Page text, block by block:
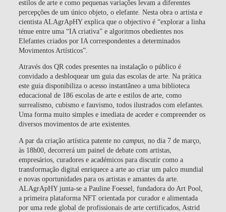
estilos de arte e como pequenas variações levam a diferentes
percepções de um único objeto, o elefante. Nesta obra o artista e
cientista ALAgrApHY explica que o objectivo é “explorar a linha
ténue entre uma “IA criativa” e algoritmos obedientes nos
Elefantes criados por IA correspondentes a determinados
Movimentos Artísticos”.
Através dos QR codes presentes na instalação o público é
convidado a desbloquear um guia das escolas de arte. Na prática
este guia disponibiliza o acesso instantâneo a uma biblioteca
educacional de 186 escolas de arte e estilos de arte, como
surrealismo, cubismo e fauvismo, todos ilustrados com elefantes.
Uma forma muito simples e imediata de aceder e compreender os
diversos movimentos de arte existentes.
A par da criação artística patente no campus, no dia 7 de março,
às 18h00, decorrerá um painel de debate com artistas,
empresários, curadores e académicos para discutir como a
transformação digital enriquece a arte ao criar um palco mundial
e novas oportunidades para os artistas e amantes da arte.
ALAgrApHY junta-se a Pauline Foessel, fundadora do Art Pool,
a primeira plataforma NFT orientada por curador e alimentada
por uma rede global de profissionais de arte certificados, Astrid